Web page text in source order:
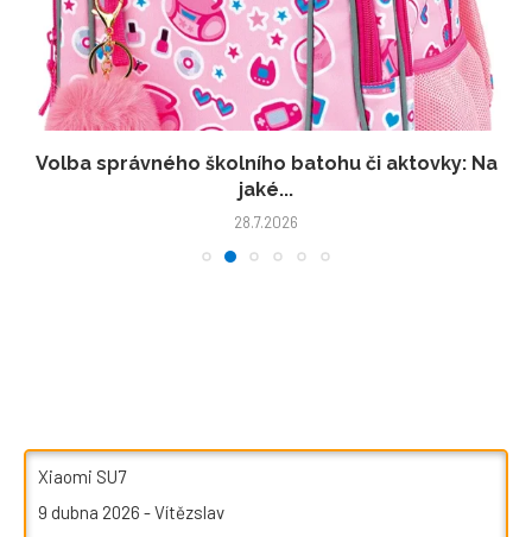
Volba správného školního batohu či aktovky: Na
jaké...
28.7.2026
Xiaomi SU7
9 dubna 2026 -Vítězslav